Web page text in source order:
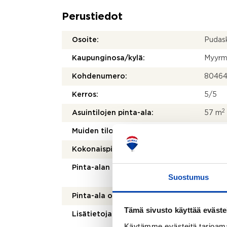
Suostumus
Tämä sivusto käyttää
Perustiedot
Osoite:
Kaupunginosa/kylä:
Kohdenumero:
Kerros: 5/5
Asuintilojen pinta-ala: 57 m2
Muiden tilojen pinta-ala:
Kokonaispinta-ala:
Pinta-alan peruste:
Pinta-ala on tarkistusmitattu:
Lisätietoja pinta-alasta:
Ei